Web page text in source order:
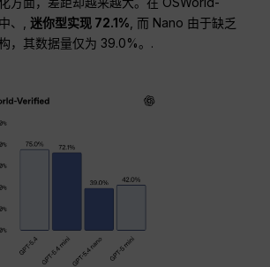
、,迷你型实现 72.1% , 而 Nano 由于缺乏
，其数据量仅为 39.0%。.